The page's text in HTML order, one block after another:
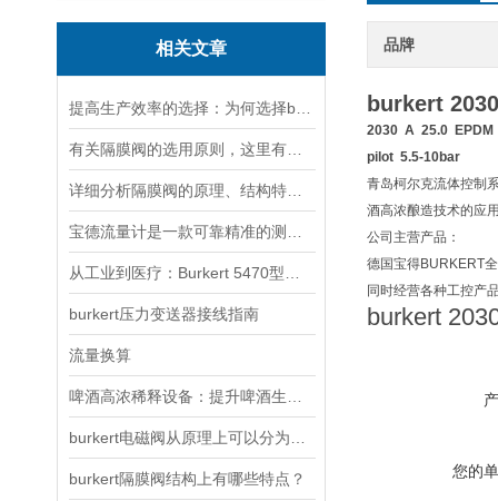
相关文章
burkert压力变送器接线指南
流量换算
burkert隔膜阀结构上有哪些特点？
品牌
burkert
2030 A 25.0
pilot 5.5-10bar
青岛柯尔克流体控制
酒高浓酿造技术的应
公司主营产品：
德国宝得BURKERT
同时经营各种工控产
burkert
您的